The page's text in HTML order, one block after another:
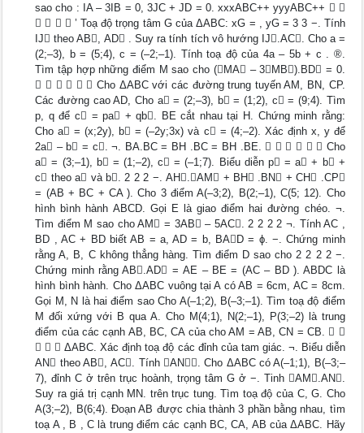
sao cho : IA – 3IB = 0, 3JC + JD = 0. xxxABC++ yyyABC++  
    ’ Toạ độ trọng tâm G của ΔABC: xG = , yG = 3 3 −. Tính
IJ theo AB, AD . Suy ra tính tích vô hướng IJ.AC. Cho a =
(2;–3), b = (5;4), c = (–2;–1). Tính toạ độ của 4a – 5b + c . ®.
Tìm tập hợp những điểm M sao cho (MA – 3MB).BD = 0.
      Cho ΔABC với các đường trung tuyến AM, BN, CP.
Các đường cao AD, Cho a = (2;–3), b = (1;2), c = (9;4). Tìm
p, q để c = pa + qb. BE cắt nhau tại H. Chứng minh rằng:
Cho a = (x;2y), b = (–2y;3x) và c = (4;–2). Xác định x, y để
2a – b = c. ¬. BA.BC = BH .BC = BH .BE.       Cho
a = (3;–1), b = (1;–2), c = (–1;7). Biểu diễn p = a + b +
c theo a và b. 2 2 2 −. AH.AM + BH .BN + CH .CP
= (AB + BC + CA ). Cho 3 điểm A(–3;2), B(2;–1), C(5; 12). Cho
hình bình hành ABCD. Gọi E là giao điểm hai đường chéo. ¬.
Tìm điểm M sao cho AM = 3AB – 5AC. 2 2 2 2 ¬. Tính AC ,
BD , AC + BD biết AB = a, AD = b, BAD = ϕ. −. Chứng minh
rằng A, B, C không thẳng hàng. Tìm điểm D sao cho 2 2 2 2 −.
Chứng minh rằng AB.AD = AE – BE = (AC – BD ). ABDC là
hình bình hành. Cho ΔABC vuông tại A có AB = 6cm, AC = 8cm.
Gọi M, N là hai điểm sao Cho A(–1;2), B(–3;–1). Tìm toạ độ điểm
M đối xứng với B qua A. Cho M(4;1), N(2;–1), P(3;–2) là trung
điểm của các cạnh AB, BC, CA của cho AM = AB, CN = CB.  
   ΔABC. Xác định toạ độ các đỉnh của tam giác. ¬. Biểu diễn
AN theo AB, AC. Tính AN. Cho ΔABC có A(–1;1), B(–3;–
7), đỉnh C ở trên trục hoành, trọng tâm G ở −. Tinh AM.AN.
Suy ra giá trị cạnh MN. trên trục tung. Tìm toạ độ của C, G. Cho
A(3;–2), B(6;4). Đoạn AB được chia thành 3 phần bằng nhau, tìm
toạ A , B , C là trung điểm các cạnh BC, CA, AB của ΔABC. Hãy